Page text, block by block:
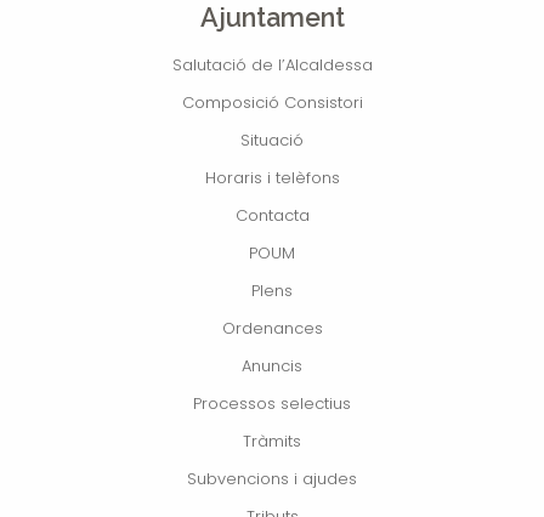
Ajuntament
Salutació de l’Alcaldessa
Composició Consistori
Situació
Horaris i telèfons
Contacta
POUM
Plens
Ordenances
Anuncis
Processos selectius
Tràmits
Subvencions i ajudes